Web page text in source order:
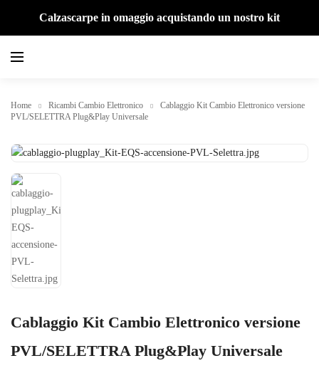
Calzascarpe in omaggio acquistando un nostro kit
Home Ricambi Cambio Elettronico
Cablaggio Kit Cambio Elettronico versione
PVL/SELETTRA Plug&Play Universale
Cablaggio Kit Cambio Elettronico versione
PVL/SELETTRA Plug&Play Universale